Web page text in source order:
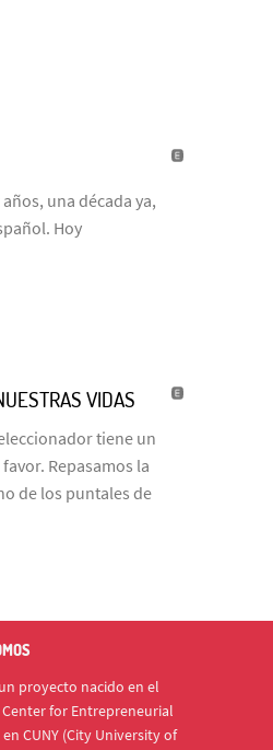
una década ya,
Hoy
VIDAS
tiene un
Repasamos la
de los puntales de
proyecto nacido en el
for Entrepreneurial
CUNY (City University of